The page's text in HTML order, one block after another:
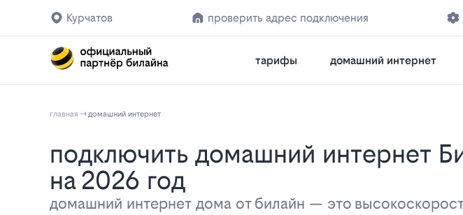
Курчатов проверить адрес подключения
тарифы домашний интернет
главная домашний интернет
Подключить домашний интернет Билайн в Курчатове: тарифы и цены
на 2026 год
домашний интернет дома от билайн — это